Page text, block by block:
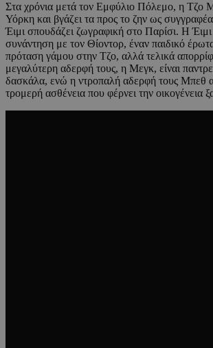
Στα χρόνια μετά τον Εμφύλιο Πόλεμο, η Τζο
Υόρκη και βγάζει τα προς το ζην ως
Έιμι σπουδάζει ζωγραφική στο Παρίσι. Η Έιμι
συνάντηση με τον Θίοντορ, έναν παιδικό
πρόταση γάμου στην Τζο, αλλά τελικά
μεγαλύτερη αδερφή τους, η Μεγκ, είναι
δασκάλα, ενώ η ντροπαλή αδερφή τους Μπεθ
τρομερή ασθένεια που φέρνει την οικογένεια